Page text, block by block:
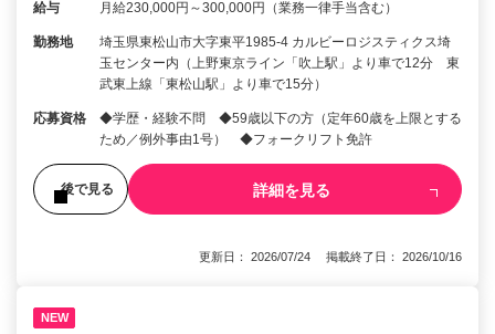
給与 月給230,000円～300,000円（業務一律手当含む）
勤務地
埼玉県東松山市大字東平1985-4 カルビーロジスティクス埼
玉センター内（上野東京ライン「吹上駅」より車で12分 東
武東上線「東松山駅」より車で15分）
応募資格
◆学歴・経験不問 ◆59歳以下の方（定年60歳を上限とする
ため／例外事由1号） ◆フォークリフト免許
後で見る 詳細を見る
更新日： 2026/07/24 掲載終了日： 2026/10/16
NEW